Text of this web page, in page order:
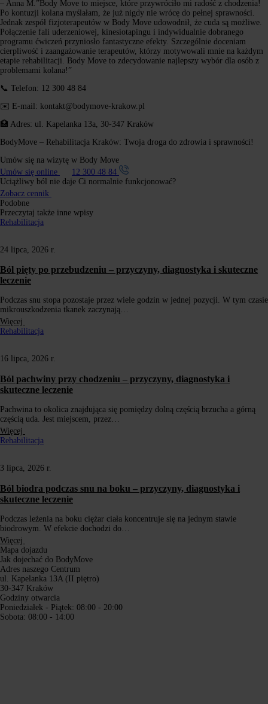
– Anna M.”Body Move to miejsce, które przywróciło mi radość z chodzenia!
Po kontuzji kolana myślałam, że już nigdy nie wrócę do pełnej sprawności.
Jednak zespół fizjoterapeutów w Body Move udowodnił, że cuda są możliwe.
Połączenie fali uderzeniowej, kinesiotapingu i indywidualnie dobranego
programu ćwiczeń przyniosło fantastyczne efekty. Szczególnie doceniam
cierpliwość i zaangażowanie terapeutów, którzy motywowali mnie na każdym
etapie rehabilitacji. Body Move to zdecydowanie najlepszy wybór dla osób z
problemami kolana!”
📞 Telefon: 12 300 48 84
✉️ E-mail: kontakt@bodymove-krakow.pl
🏥 Adres: ul. Kapelanka 13a, 30-347 Kraków
BodyMove – Rehabilitacja Kraków: Twoja droga do zdrowia i sprawności!
Umów się na wizytę w Body Move
Umów się online
12 300 48 84
Uciążliwy ból nie daje Ci normalnie funkcjonować?
Zobacz cennik
Podobne
Przeczytaj także inne wpisy
Rehabilitacja
24 lipca, 2026 r.
Ból pięty po przebudzeniu – przyczyny, diagnostyka i skuteczne
leczenie
Podczas snu stopa pozostaje przez wiele godzin w jednej pozycji. W tym czasie
mikrouszkodzenia tkanek zaczynają…
Więcej
Rehabilitacja
16 lipca, 2026 r.
Ból pachwiny przy chodzeniu – przyczyny, diagnostyka i
skuteczne leczenie
Pachwina to okolica znajdująca się pomiędzy dolną częścią brzucha a górną
częścią uda. Jest miejscem, przez…
Więcej
Rehabilitacja
3 lipca, 2026 r.
Ból biodra podczas snu na boku – przyczyny, diagnostyka i
skuteczne leczenie
Podczas leżenia na boku ciężar ciała koncentruje się na jednym stawie
biodrowym. W efekcie dochodzi do…
Więcej
Mapa dojazdu
Jak dojechać do BodyMove
Adres naszego Centrum
ul. Kapelanka 13A (II piętro)
30-347 Kraków
Godziny otwarcia
Poniedziałek - Piątek: 08:00 - 20:00
Sobota: 08:00 - 14:00